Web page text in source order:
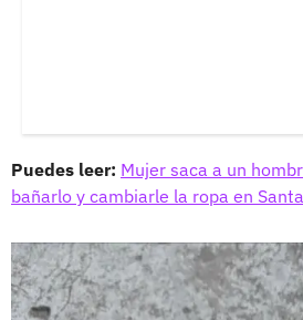
Puedes leer: Mujer saca a un
bañarlo y cambiarle la ropa en